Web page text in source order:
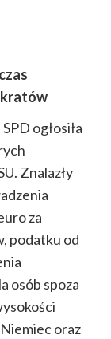
ogłosiła
Znalazły
za
podatku od
osób spoza
oraz